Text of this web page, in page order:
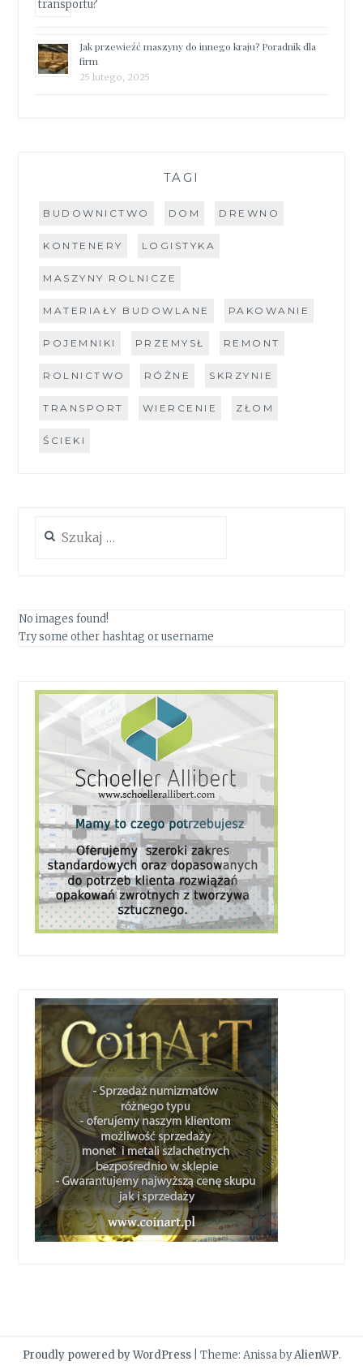
Jak przewieźć maszyny do innego kraju? Poradnik dla
firm
25 lutego, 2025
TAGI
BUDOWNICTWO DOM DREWNO
KONTENERY LOGISTYKA
MASZYNY ROLNICZE
MATERIAŁY BUDOWLANE PAKOWANIE
POJEMNIKI PRZEMYSŁ REMONT
ROLNICTWO RÓŻNE SKRZYNIE
TRANSPORT WIERCENIE ZŁOM
ŚCIEKI
No images found!
Try some other hashtag or username
Proudly powered by WordPress Theme: Anissa byAlienWP.